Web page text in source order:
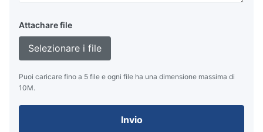
Attachare file
Selezionare i file
Puoi caricare fino a 5 file e ogni file ha una dimensione massima di
10M.
Invio